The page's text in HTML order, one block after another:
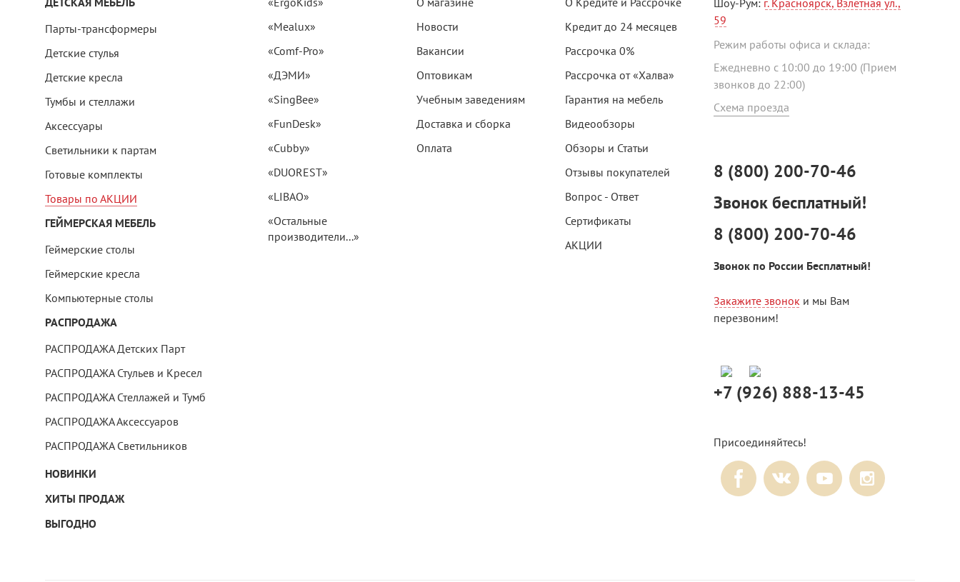
Парты-трансформеры
Детские стулья
Детские кресла
Тумбы и стеллажи
Аксессуары
Светильники к партам
Готовые комплекты
Товары по АКЦИИ
ГЕЙМЕРСКАЯ МЕБЕЛЬ
Геймерские столы
Геймерские кресла
Компьютерные столы
РАСПРОДАЖА
РАСПРОДАЖА Детских Парт
РАСПРОДАЖА Стульев и Кресел
РАСПРОДАЖА Стеллажей и Тумб
РАСПРОДАЖА Аксессуаров
РАСПРОДАЖА Светильников
НОВИНКИ
ХИТЫ ПРОДАЖ
ВЫГОДНО
«Mealux»
«Comf-Pro»
«ДЭМИ»
«SingBee»
«FunDesk»
«Cubby»
«DUOREST»
«LIBAO»
«Остальные
производители...»
Новости
Вакансии
Оптовикам
Учебным заведениям
Доставка и сборка
Оплата
Кредит до 24 месяцев
Рассрочка 0%
Рассрочка от «Халва»
Гарантия на мебель
Видеообзоры
Обзоры и Статьи
Отзывы покупателей
Вопрос - Ответ
Сертификаты
АКЦИИ
59
Режим работы офиса и склада:
Ежедневно с 10:00 до 19:00 (Прием
звонков до 22:00)
Схема проезда
8 (800) 200-70-46
Звонок бесплатный!
8 (800) 200-70-46
Звонок по России Бесплатный!
Закажите звонок и мы Вам
перезвоним!
+7 (926) 888-13-45
Присоединяйтесь!